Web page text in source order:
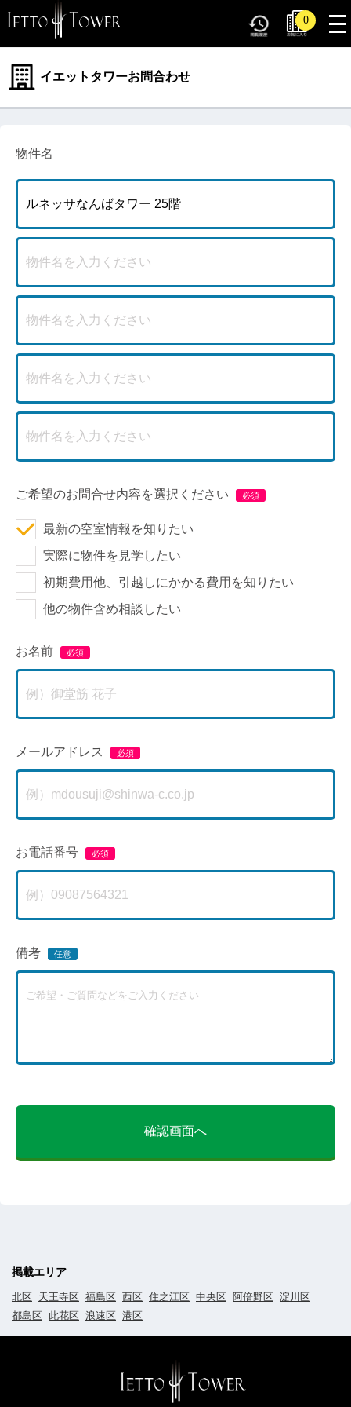
0
イエットタワーお問合わせ
物件名
ご希望のお問合せ内容を選択ください
最新の空室情報を知りたい
実際に物件を見学したい
初期費用他、引越しにかかる費用を知りたい
他の物件含め相談したい
お名前
メールアドレス
お電話番号
備考
確認画面へ
掲載エリア
北区 天王寺区 福島区 西区 住之江区 中央区 阿倍野区 淀川区
都島区
此花区 浪速区 港区